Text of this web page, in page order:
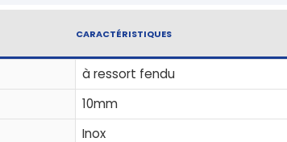
CARACTÉRISTIQUES
à ressort fendu
10mm
Inox